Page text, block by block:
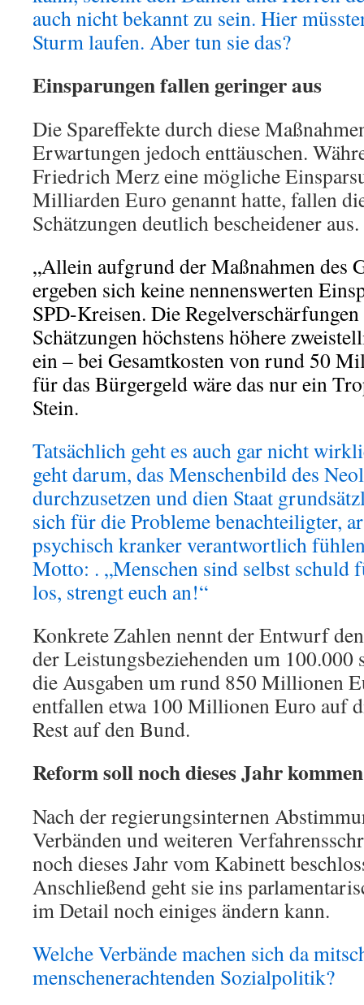
auch nicht bekannt zu sein. Hier
Sturm laufen. Aber tun sie das?
Einsparungen fallen geringer aus
Die Spareffekte durch diese
Erwartungen jedoch enttäuschen.
Friedrich Merz eine mögliche
Milliarden Euro genannt hatte, fallen
Schätzungen deutlich bescheidener aus.
„Allein aufgrund der Maßnahmen des
ergeben sich keine nennenswerten
SPD-Kreisen. Die
Schätzungen höchstens höhere
ein – bei Gesamtkosten von rund 50
für das Bürgergeld wäre das nur ein
Stein.
Tatsächlich geht es auch gar nicht
geht darum, das Menschenbild des
durchzusetzen und dien Staat
sich für die Probleme benachteiligter,
psychisch kranker verantwortlich
Motto: . „Menschen sind selbst schuld
los, strengt euch an!“
Konkrete Zahlen nennt der Entwurf
der Leistungsbeziehenden um 100.000
die Ausgaben um rund 850 Millionen
entfallen etwa 100 Millionen Euro auf
Rest auf den Bund.
Reform soll noch dieses Jahr kommen
Nach der regierungsinternen
Verbänden und weiteren
noch dieses Jahr vom Kabinett
Anschließend geht sie ins
im Detail noch einiges ändern kann.
Welche Verbände machen sich da
menschenerachtenden Sozialpolitik?